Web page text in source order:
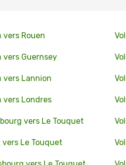
vers Rouen
vers Guernsey
vers Lannion
vers Londres
vers Le Touquet
vers Le Touquet